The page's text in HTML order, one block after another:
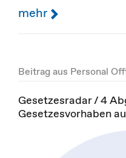
mehr
Beitrag aus Personal
Gesetzesradar / 4
Gesetzesvorhaben